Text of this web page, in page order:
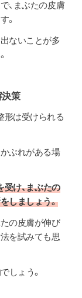
、まぶたの皮膚
。
ないことが多
策
形は受けられる
ぶれがある場
け、まぶたの
しましょう。
の皮膚が伸び
を試みても思
しょう。